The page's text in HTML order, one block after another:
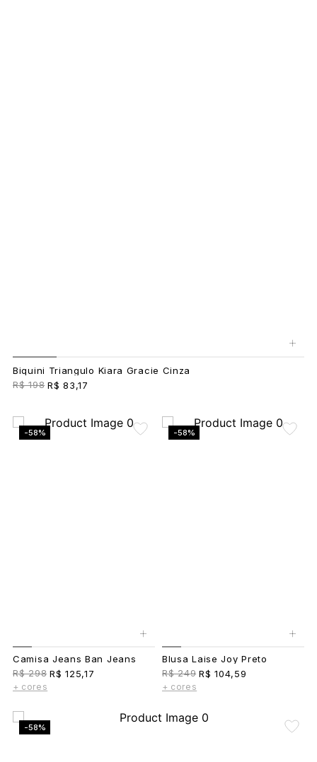
+
Biquini Triangulo Kiara Gracie Cinza
R$ 198 R$ 83,17
-58%
+
Camisa Jeans Ban Jeans
R$ 298 R$ 125,17
+ cores
-58%
+
Blusa Laise Joy Preto
R$ 249 R$ 104,59
+ cores
-58%